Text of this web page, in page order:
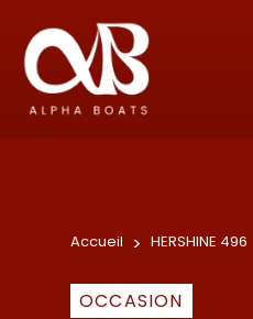
Accueil > HERSHINE 496
OCCASION